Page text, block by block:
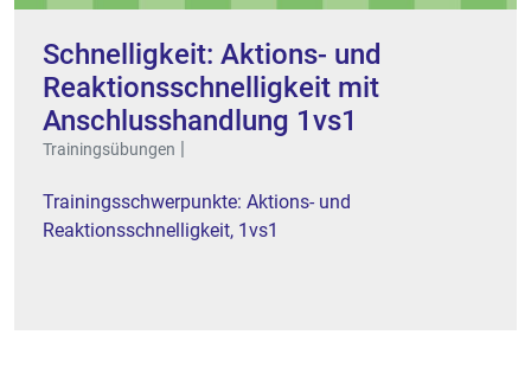
Schnelligkeit: Aktions- und
Reaktionsschnelligkeit mit
Anschlusshandlung 1vs1
Trainingsübungen |
Trainingsschwerpunkte: Aktions- und
Reaktionsschnelligkeit, 1vs1